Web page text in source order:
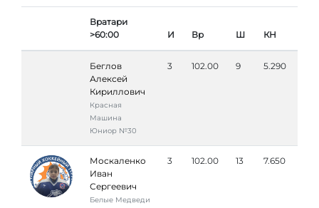
Вратари
>60:00
И Вр Ш КН
Беглов
Алексей
Кириллович
Красная
Машина
Юниор №30
3 102.00 9 5.290
Москаленко
Иван
Сергеевич
Белые Медведи
3 102.00 13 7.650